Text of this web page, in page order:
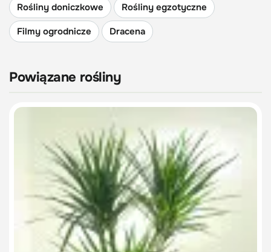
Rośliny doniczkowe
Rośliny egzotyczne
Filmy ogrodnicze
Dracena
Powiązane rośliny